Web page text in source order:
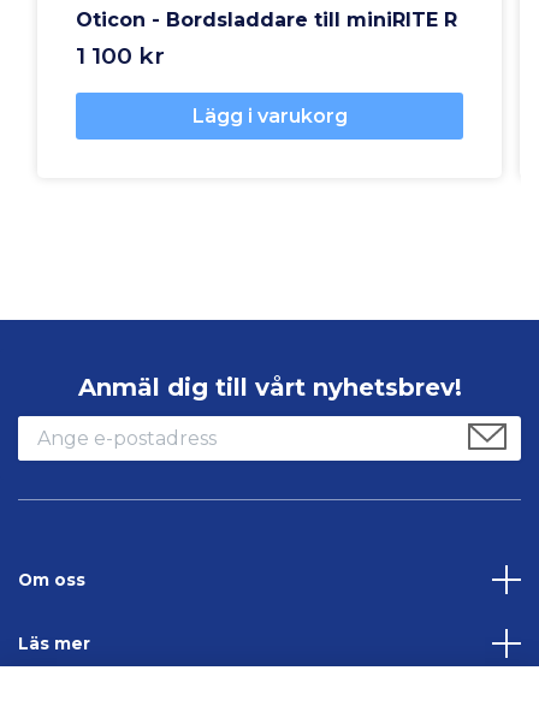
Oticon - Bordsladdare till miniRITE R
1 100 kr
Lägg i varukorg
Anmäl dig till vårt nyhetsbrev!
Om oss
Läs mer